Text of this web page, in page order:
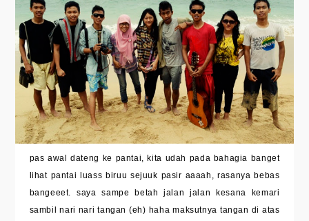
pas awal dateng ke pantai, kita udah pada bahagia banget
lihat pantai luass biruu sejuuk pasir aaaah, rasanya bebas
bangeeet. saya sampe betah jalan jalan kesana kemari
sambil nari nari tangan (eh) haha maksutnya tangan di atas